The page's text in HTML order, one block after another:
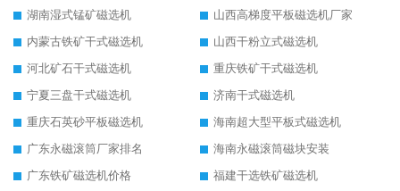
湖南湿式锰矿磁选机
山西高梯度平板磁选机厂家
内蒙古铁矿干式磁选机
山西干粉立式磁选机
河北矿石干式磁选机
重庆铁矿干式磁选机
宁夏三盘干式磁选机
济南干式磁选机
重庆石英砂平板磁选机
海南超大型平板式磁选机
广东永磁滚筒厂家排名
海南永磁滚筒磁块安装
广东铁矿磁选机价格
福建干选铁矿磁选机